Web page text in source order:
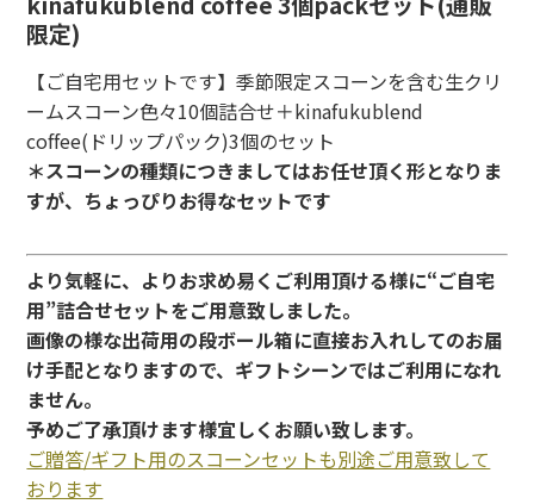
限定)
【ご自宅用セットです】季節限定スコーンを含む生クリ
ームスコーン色々10個詰合せ＋kinafukublend
coffee(ドリップパック)3個のセット
＊スコーンの種類につきましてはお任せ頂く形となりま
すが、ちょっぴりお得なセットです
より気軽に、よりお求め易くご利用頂ける様に“ご自宅
用”詰合せセットをご用意致しました。
画像の様な出荷用の段ボール箱に直接お入れしてのお届
け手配となりますので、ギフトシーンではご利用になれ
ません。
予めご了承頂けます様宜しくお願い致します。
ご贈答/ギフト用のスコーンセットも別途ご用意致して
おります